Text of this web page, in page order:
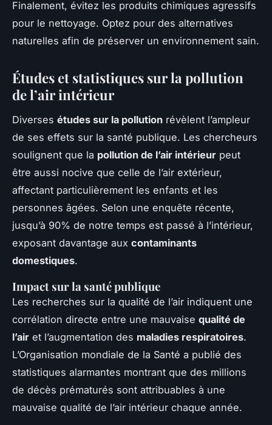
Finalement, évitez les produits chimiques agressifs
pour le nettoyage. Optez pour des alternatives
naturelles afin de préserver un environnement sain.
Études et statistiques sur la pollution
de l’air intérieur
Diverses études sur la pollution révèlent l’ampleur
de ses effets sur la santé publique. Les chercheurs
soulignent que la pollution de l’air intérieur peut
être aussi nocive que celle de l’air extérieur,
affectant particulièrement les enfants et les
personnes âgées. Selon une enquête récente,
jusqu’à 90% de notre temps est passé à l’intérieur,
exposant davantage aux contaminants
domestiques.
Impact sur la santé publique
Les recherches sur la qualité de l’air indiquent une
corrélation directe entre une mauvaise qualité de
l’air et l’augmentation des maladies respiratoires.
L’Organisation mondiale de la Santé a publié des
statistiques alarmantes montrant que des millions
de décès prématurés sont attribuables à une
mauvaise qualité de l’air intérieur chaque année.